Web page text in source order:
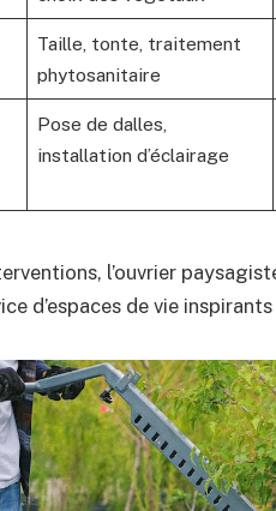
Taille, tonte, traitement
phytosanitaire
Pose de dalles,
installation d’éclairage
l’ouvrier
d’espaces de vie